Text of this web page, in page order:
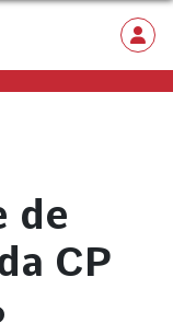
de
CP